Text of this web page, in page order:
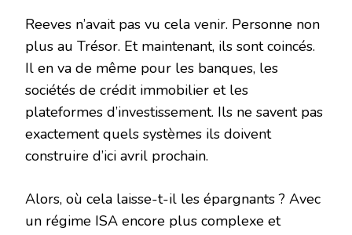
Reeves n’avait pas vu cela venir. Personne non
plus au Trésor. Et maintenant, ils sont coincés.
Il en va de même pour les banques, les
sociétés de crédit immobilier et les
plateformes d’investissement. Ils ne savent pas
exactement quels systèmes ils doivent
construire d’ici avril prochain.
Alors, où cela laisse-t-il les épargnants ? Avec
un régime ISA encore plus complexe et